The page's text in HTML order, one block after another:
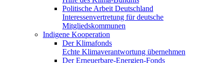
Politische Arbeit Deutschland
Interessenvertretung für deutsche
Mitgliedskommunen
Indigene Kooperation
Der Klimafonds
Echte Klimaverantwortung übernehmen
Der Erneuerbare-Energien-Fonds